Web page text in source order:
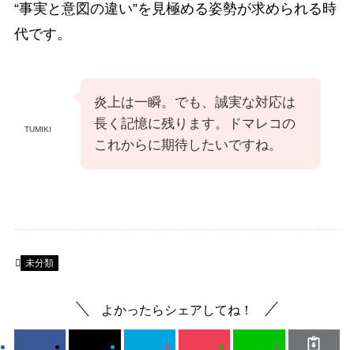
“事実と意図の違い”を見極める姿勢が求められる時
代です。
TUMIKI
炎上は一瞬。でも、誠実な対応は
長く記憶に残ります。ドマレコの
これからに期待したいですね。
未分類
よかったらシェアしてね！